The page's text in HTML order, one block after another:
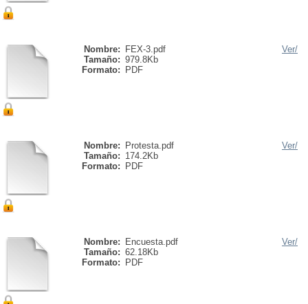
Nombre:
FEX-3.pdf
Tamaño: 979.8Kb
Formato:
PDF
Ver/
Nombre:
Protesta.pdf
Tamaño: 174.2Kb
Formato:
PDF
Ver/
Nombre:
Encuesta.pdf
Tamaño: 62.18Kb
Formato:
PDF
Ver/